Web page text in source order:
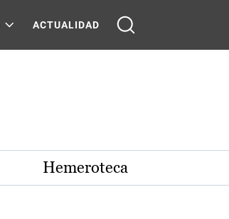
ACTUALIDAD
Hemeroteca